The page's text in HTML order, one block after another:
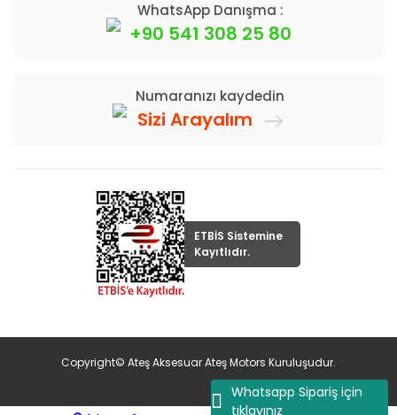
Whatsapp Sipariş için
tıklayınız
WhatsApp Danışma :
+90 541 308 25 80
Numaranızı kaydedin
Sizi Arayalım
ETBİS Sistemine
Kayıtlıdır.
Copyright© Ateş Aksesuar Ateş Motors Kuruluşudur.